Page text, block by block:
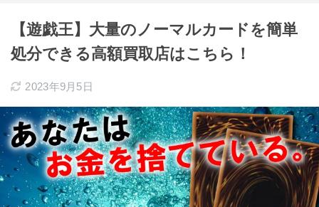
【遊戯王】大量のノーマルカードを簡単
処分できる高額買取店はこちら！
2023年9月5日